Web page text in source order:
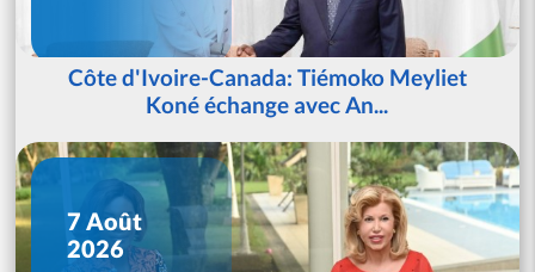
Côte d'Ivoire-Canada: Tiémoko Meyliet
Koné échange avec An...
7 Août
2026